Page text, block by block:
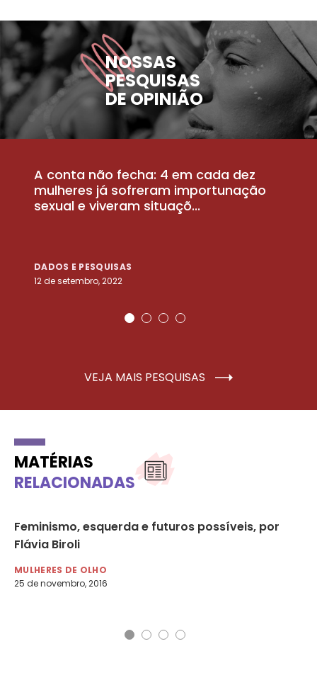
NOSSAS
PESQUISAS
DE OPINIÃO
A conta não fecha: 4 em cada dez
mulheres já sofreram importunação
sexual e viveram situaçõ...
DADOS E PESQUISAS
12 de setembro, 2022
VEJA MAIS PESQUISAS
MATÉRIAS
RELACIONADAS
Feminismo, esquerda e futuros possíveis, por
Flávia Biroli
MULHERES DE OLHO
25 de novembro, 2016